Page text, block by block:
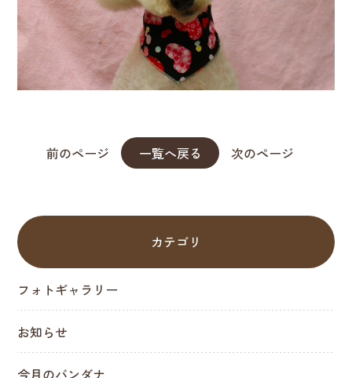
前のページ 一覧へ戻る 次のページ
カテゴリ
フォトギャラリー
お知らせ